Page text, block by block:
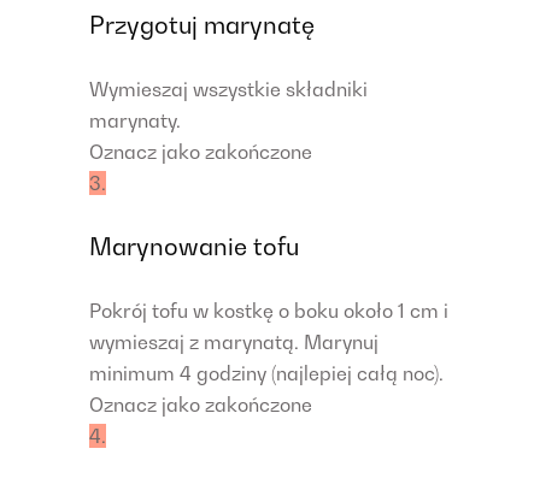
Przygotuj marynatę
Wymieszaj wszystkie składniki
marynaty.
Oznacz jako zakończone
3.
Marynowanie tofu
Pokrój tofu w kostkę o boku około 1 cm i
wymieszaj z marynatą. Marynuj
minimum 4 godziny (najlepiej całą noc).
Oznacz jako zakończone
4.